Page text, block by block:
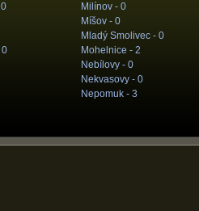
0
0
Milínov - 0
Míšov - 0
Mladý Smolivec - 0
Mohelnice - 2
Nebílovy - 0
Nekvasovy - 0
Nepomuk - 3